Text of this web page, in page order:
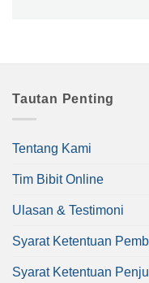
Tautan Penting
Tentang Kami
Tim Bibit Online
Ulasan & Testimoni
Syarat Ketentuan
Syarat Ketentuan